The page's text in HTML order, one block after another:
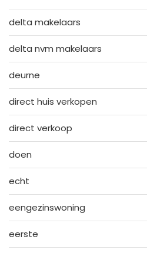
delta makelaars
delta nvm makelaars
deurne
direct huis verkopen
direct verkoop
doen
echt
eengezinswoning
eerste